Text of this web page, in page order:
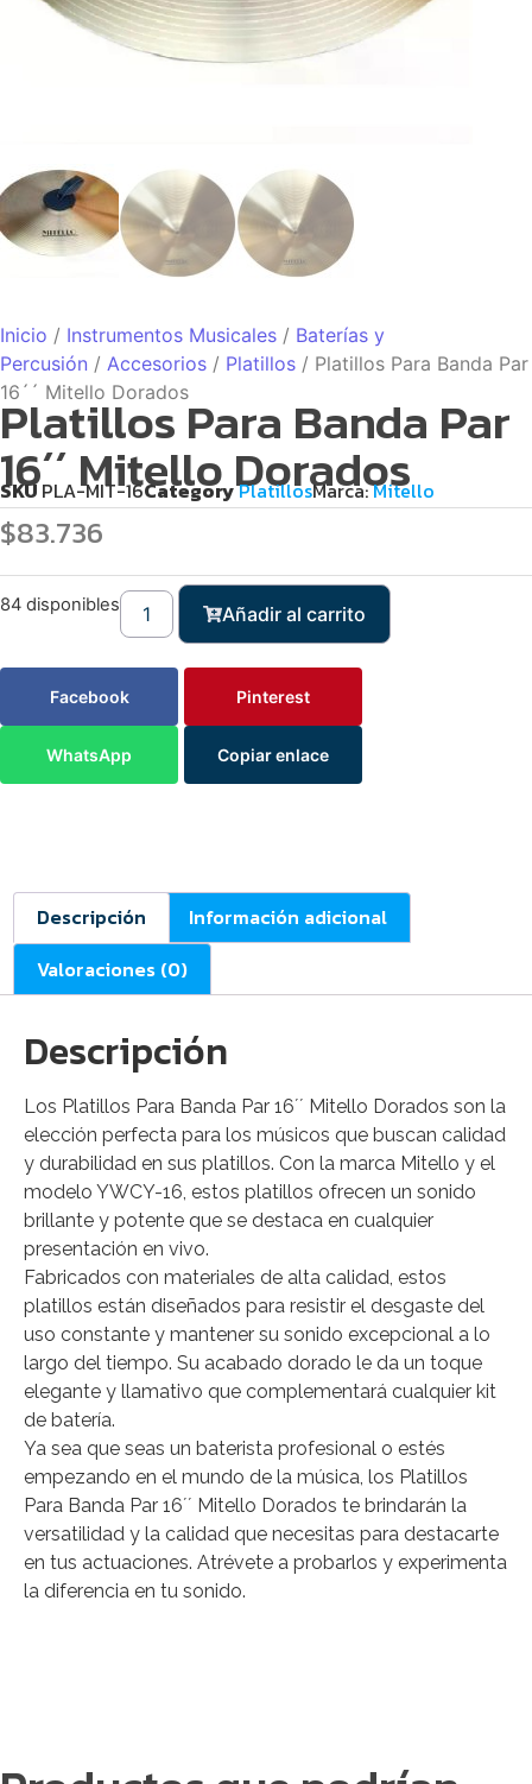
Inicio / Instrumentos Musicales / Baterías y
Percusión / Accesorios / Platillos / Platillos Para Banda Par
16´´ Mitello Dorados
Platillos Para Banda Par
16´´ Mitello Dorados
SKUPLA-MIT-16CategoryPlatillosMarca:Mitello
$83.736
84 disponibles Añadir al carrito
Facebook Pinterest
WhatsApp Copiar enlace
Descripción
Información adicional
Valoraciones (0)
Descripción
Los Platillos Para Banda Par 16´´ Mitello Dorados son la
elección perfecta para los músicos que buscan calidad
y durabilidad en sus platillos. Con la marca Mitello y el
modelo YWCY-16, estos platillos ofrecen un sonido
brillante y potente que se destaca en cualquier
presentación en vivo.
Fabricados con materiales de alta calidad, estos
platillos están diseñados para resistir el desgaste del
uso constante y mantener su sonido excepcional a lo
largo del tiempo. Su acabado dorado le da un toque
elegante y llamativo que complementará cualquier kit
de batería.
Ya sea que seas un baterista profesional o estés
empezando en el mundo de la música, los Platillos
Para Banda Par 16´´ Mitello Dorados te brindarán la
versatilidad y la calidad que necesitas para destacarte
en tus actuaciones. Atrévete a probarlos y experimenta
la diferencia en tu sonido.